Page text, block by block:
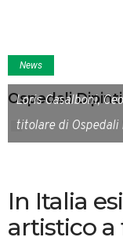
News
Ospedali
Loris Casalboni,
titolare di
In Italia
artistico a